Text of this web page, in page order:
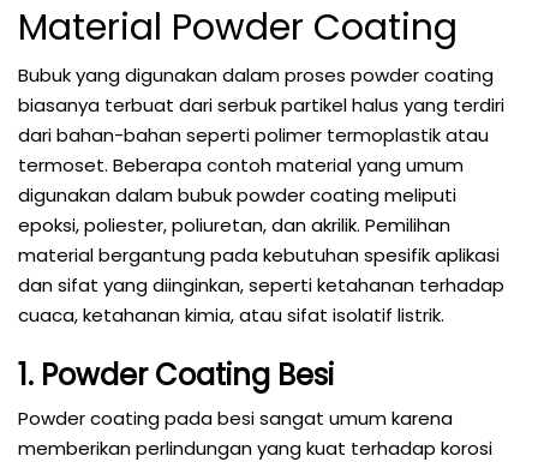
Material Powder Coating
Bubuk yang digunakan dalam proses powder coating
biasanya terbuat dari serbuk partikel halus yang terdiri
dari bahan-bahan seperti polimer termoplastik atau
termoset. Beberapa contoh material yang umum
digunakan dalam bubuk powder coating meliputi
epoksi, poliester, poliuretan, dan akrilik. Pemilihan
material bergantung pada kebutuhan spesifik aplikasi
dan sifat yang diinginkan, seperti ketahanan terhadap
cuaca, ketahanan kimia, atau sifat isolatif listrik.
1. Powder Coating Besi
Powder coating pada besi sangat umum karena
memberikan perlindungan yang kuat terhadap korosi